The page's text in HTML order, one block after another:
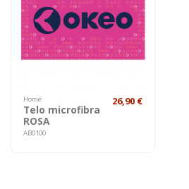
Home
Telo microfibra
ROSA
AB0100
26,90 €